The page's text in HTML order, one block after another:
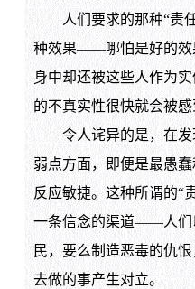
人们要求的那种“责任
种效果——哪怕是好的效
身中却还被这些人作为
的不真实性很快就会被感
令人诧异的是，在发
弱点方面，即便是最愚
反应敏捷。这种所谓的“
一条信念的渠道——人们
民，要么制造恶毒的仇
去做的事产生对立。